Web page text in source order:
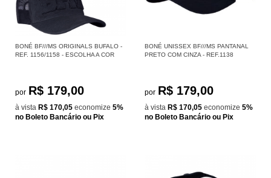
BONÉ BF///MS ORIGINALS BUFALO -
REF. 1156/1158 - ESCOLHA A COR
por R$ 179,00
à vista R$ 170,05 economize 5%
no Boleto Bancário ou Pix
BONÉ UNISSEX BF///MS PANTANAL
PRETO COM CINZA - REF.1138
por R$ 179,00
à vista R$ 170,05 economize 5%
no Boleto Bancário ou Pix